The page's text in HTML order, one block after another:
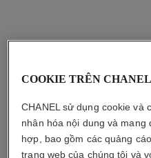
COOKIE TRÊN
CHANEL sử dụng cookie và
nhân hóa nội dung và mang
hợp, bao gồm các quảng
trang web của chúng tôi và